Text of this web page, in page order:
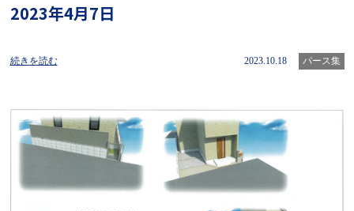
2023年4月7日
続きを読む 2023.10.18 パース集